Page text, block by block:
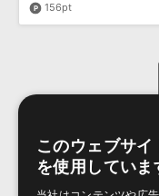
156pt
ページ移動：
このウェブサ
を使用していま